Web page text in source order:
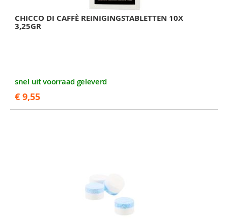
CHICCO DI CAFFÈ REINIGINGSTABLETTEN 10X
3,25GR
snel uit voorraad geleverd
€ 9,55